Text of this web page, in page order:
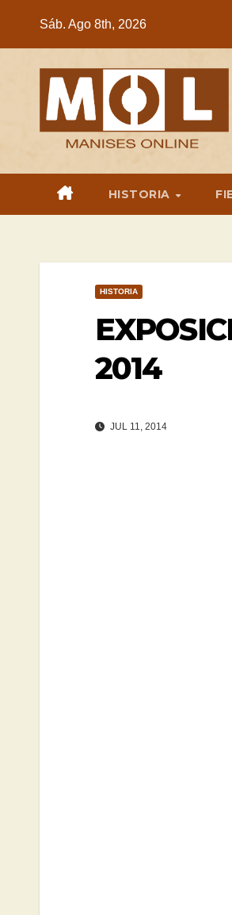
Sáb. Ago 8th, 2026
HISTORIA
HISTORIA
2014
JUL 11, 2014